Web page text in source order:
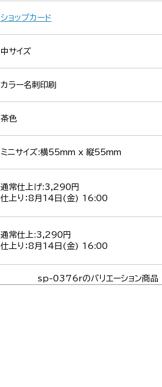
ショップカード
中サイズ
カラー名刺印刷
茶色
ミニサイズ:横55mm x 縦55mm
通常仕上げ:3,290円
仕上り：8月14日(金) 16:00
通常仕上:3,290円
仕上り：8月14日(金) 16:00
sp-0376rのバリエーション商品